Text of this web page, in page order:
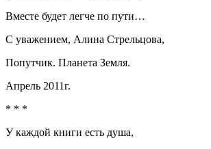
Вместе будет легче по пути…
С уважением, Алина Стрельцова,
Попутчик. Планета Земля.
Апрель 2011г.
* * *
У каждой книги есть душа,